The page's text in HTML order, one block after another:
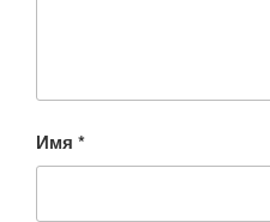
Имя *